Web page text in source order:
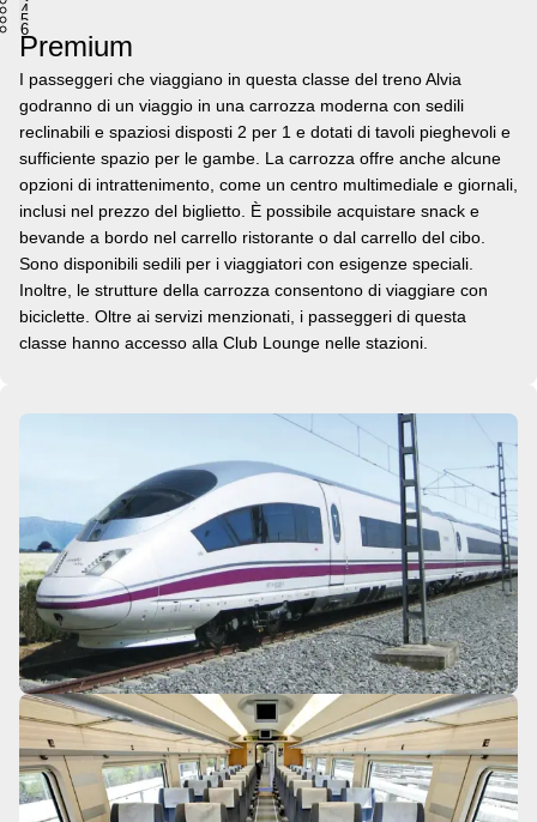
4
5
6
Premium
I passeggeri che viaggiano in questa classe del treno Alvia
godranno di un viaggio in una carrozza moderna con sedili
reclinabili e spaziosi disposti 2 per 1 e dotati di tavoli pieghevoli e
sufficiente spazio per le gambe. La carrozza offre anche alcune
opzioni di intrattenimento, come un centro multimediale e giornali,
inclusi nel prezzo del biglietto. È possibile acquistare snack e
bevande a bordo nel carrello ristorante o dal carrello del cibo.
Sono disponibili sedili per i viaggiatori con esigenze speciali.
Inoltre, le strutture della carrozza consentono di viaggiare con
biciclette. Oltre ai servizi menzionati, i passeggeri di questa
classe hanno accesso alla Club Lounge nelle stazioni.